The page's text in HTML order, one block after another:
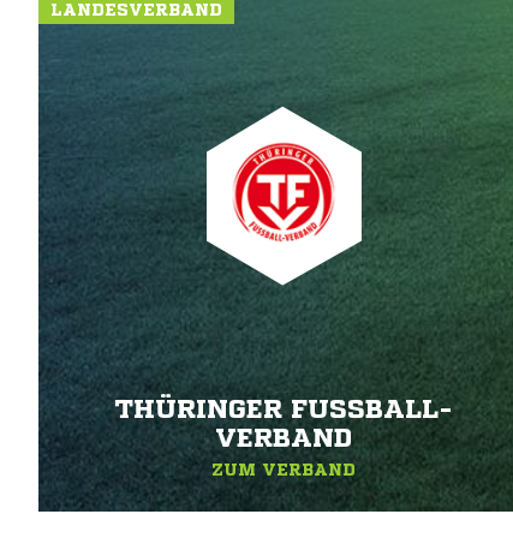
LANDESVERBAND
THÜRINGER FUSSBALL-V
ERBAND
ZUM VERBAND